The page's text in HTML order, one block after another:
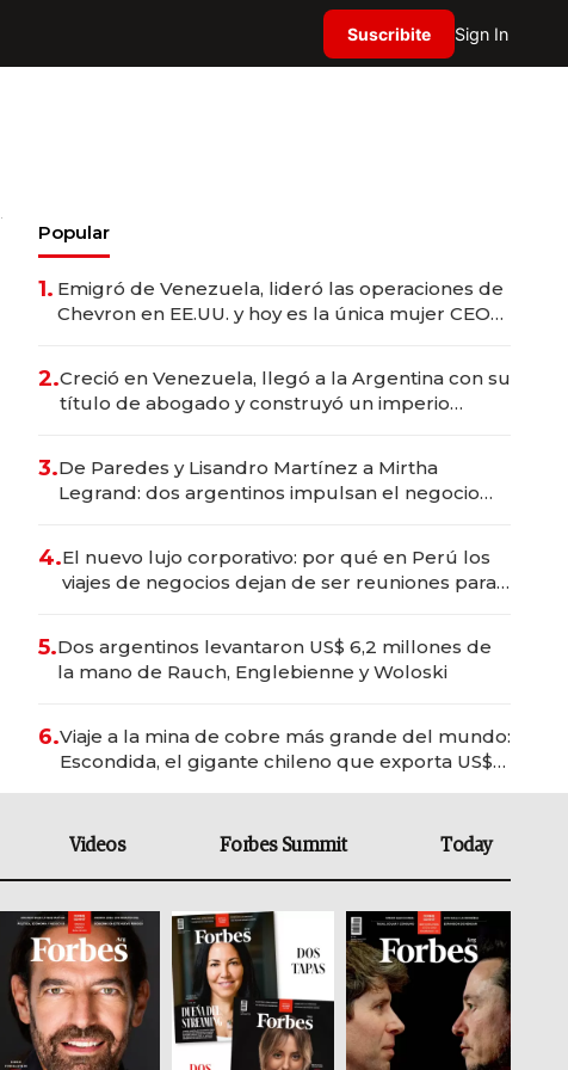
Suscribite Sign In
Popular
1. Emigró de Venezuela, lideró las operaciones de
Chevron en EE.UU. y hoy es la única mujer CEO
2.Creció en Venezuela, llegó a la Argentina con su
título de abogado y construyó un imperio
3.De Paredes y Lisandro Martínez a Mirtha
Legrand: dos argentinos impulsan el negocio
4.El nuevo lujo corporativo: por qué en Perú los
viajes de negocios dejan de ser reuniones para
5.Dos argentinos levantaron US$ 6,2 millones de
la mano de Rauch, Englebienne y Woloski
6.Viaje a la mina de cobre más grande del mundo:
Escondida, el gigante chileno que exporta US$
Videos Forbes Summit Today